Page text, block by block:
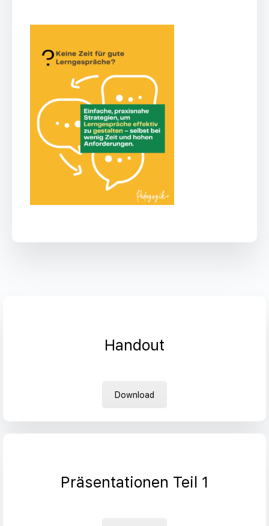
Handout
Download
Präsentationen Teil 1